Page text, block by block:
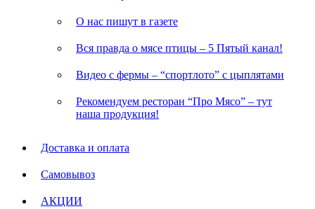
О нас пишут в газете
Вся правда о мясе птицы – 5 Пятый канал!
Видео с фермы – “спортлото” с цыплятами
Рекомендуем ресторан “Про Мясо” – тут
наша продукция!
Доставка и оплата
Самовывоз
АКЦИИ